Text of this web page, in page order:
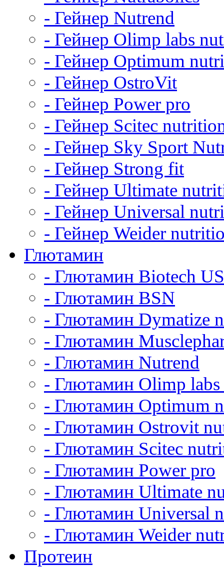
- Гейнер Nutrend
- Гейнер Olimp labs
- Гейнер Optimum
- Гейнер OstroVit
- Гейнер Power pro
- Гейнер Scitec
- Гейнер Sky Sport
- Гейнер Strong fit
- Гейнер Ultimate
- Гейнер Universal
- Гейнер Weider
Глютамин
- Глютамин Biotech
- Глютамин BSN
- Глютамин Dymatize
- Глютамин
- Глютамин Nutrend
- Глютамин Olimp
- Глютамин Optimum
- Глютамин Ostrovit
- Глютамин Scitec
- Глютамин Power pro
- Глютамин Ultimate
- Глютамин Universal
- Глютамин Weider
Протеин